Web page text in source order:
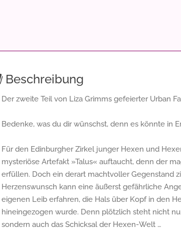
Beschreibung
Der zweite Teil von Liza Grimms gefeierter Urban
Bedenke, was du dir wünschst, denn es könnte in
Für den Edinburgher Zirkel junger Hexen und
mysteriöse Artefakt »Talus« auftaucht, denn der
erfüllen. Doch ein derart machtvoller Gegenstand
Herzenswunsch kann eine äußerst gefährliche
eigenen Leib erfahren, die Hals über Kopf in den
hineingezogen wurde. Denn plötzlich steht nicht
sondern auch das Schicksal der Hexen-Welt …